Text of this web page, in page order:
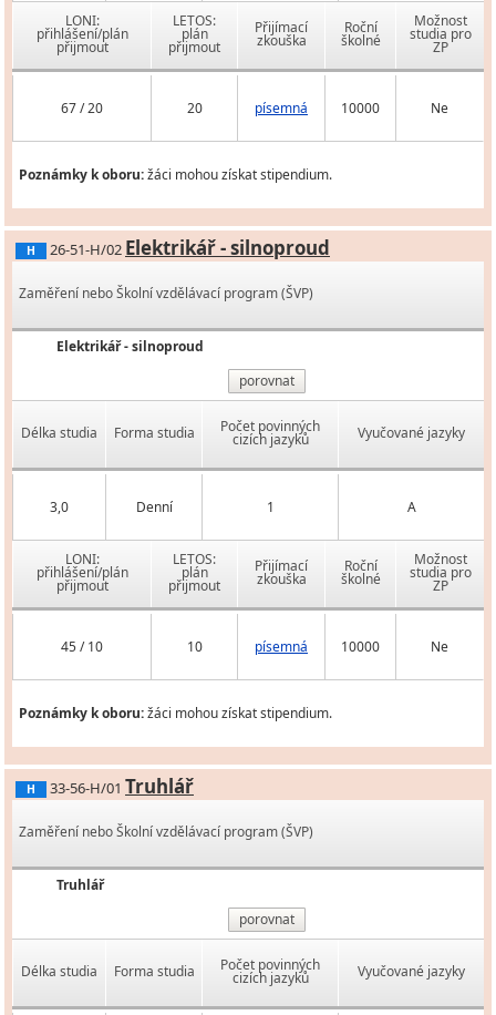
LONI:
přihlášení/plán
přijmout
LETOS:
plán
přijmout
Přijímací
zkouška
Roční
školné
Možnost
studia pro
ZP
67 / 20 20 písemná 10000 Ne
Poznámky k oboru:žáci mohou získat stipendium.
H 26-51-H/02 Elektrikář - silnoproud
Zaměření nebo Školní vzdělávací program (ŠVP)
Elektrikář - silnoproud
porovnat
Délka studia Forma studia Počet povinných
cizích jazyků Vyučované jazyky
3,0 Denní 1 A
LONI:
přihlášení/plán
přijmout
LETOS:
plán
přijmout
Přijímací
zkouška
Roční
školné
Možnost
studia pro
ZP
45 / 10 10 písemná 10000 Ne
Poznámky k oboru:žáci mohou získat stipendium.
H 33-56-H/01 Truhlář
Zaměření nebo Školní vzdělávací program (ŠVP)
Truhlář
porovnat
Délka studia Forma studia Počet povinných
cizích jazyků Vyučované jazyky